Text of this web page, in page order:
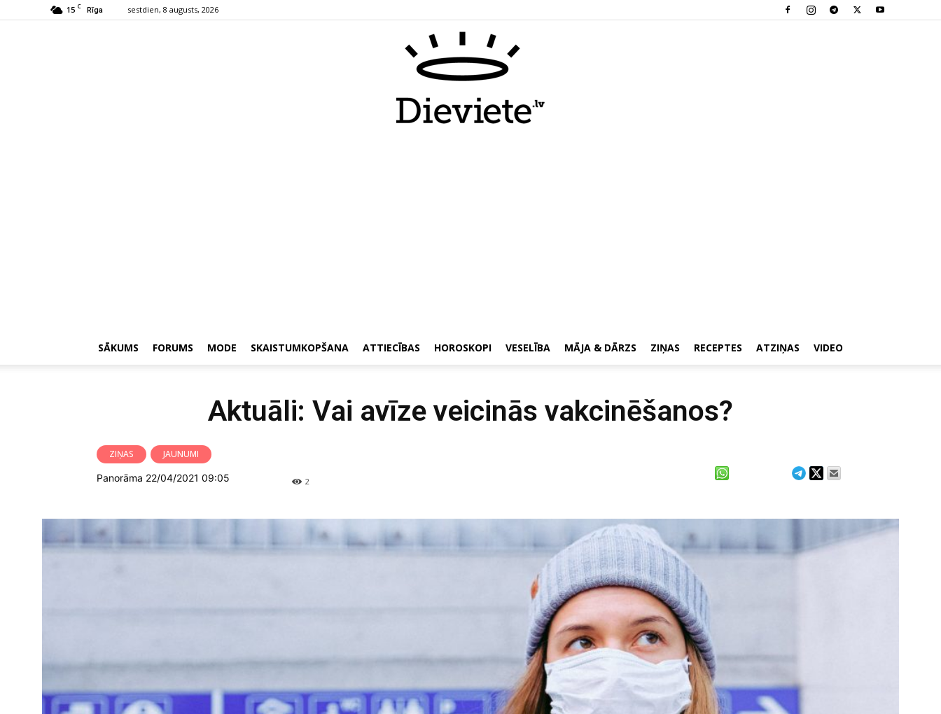
15 C Rīga sestdien, 8 augusts, 2026
SĀKUMS FORUMS MODE SKAISTUMKOPŠANA ATTIECĪBAS HOROSKOPI VESELĪBA MĀJA & DĀRZS ZIŅAS RECEPTES ATZIŅAS VIDEO
Aktuāli: Vai avīze veicinās vakcinēšanos?
ZIŅAS
JAUNUMI
Panorāma 22/04/2021 09:05
2